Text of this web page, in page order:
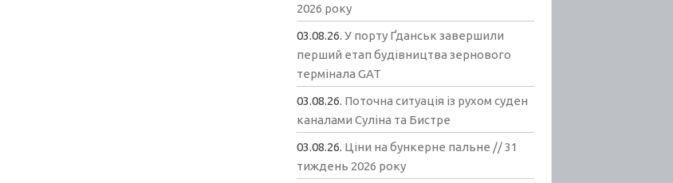
2026 року
03.08.26.У порту Ґданськ завершили
перший етап будівництва зернового
термінала GAT
03.08.26. Поточна ситуація із рухом суден
каналами Суліна та Бистре
03.08.26. Ціни на бункерне пальне // 31
тиждень 2026 року